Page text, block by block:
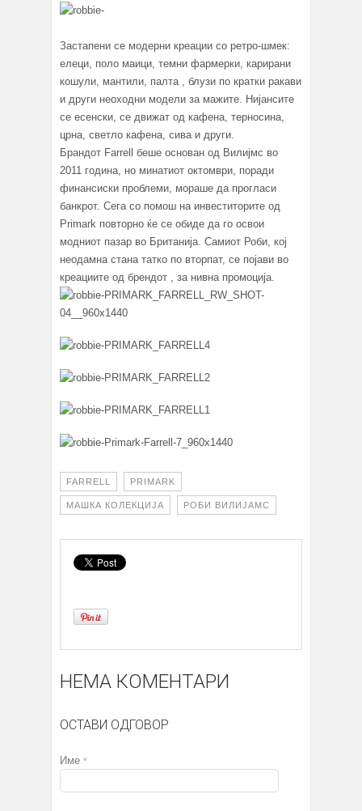
Застапени се модерни креации со ретро-шмек:
елеци, поло маици, темни фармерки, карирани
кошули, мантили, палта , блузи по кратки ракави
и други неоходни модели за мажите. Нијансите
се есенски, се движат од кафена, терносина,
црна, светло кафена, сива и други.
Брандот Farrell беше основан од Вилијмс во
2011 година, но минатиот октомври, поради
финансиски проблеми, мораше да прогласи
банкрот. Сега со помош на инвеститорите од
Primark повторно ќе се обиде да го освои
модниот пазар во Британија. Самиот Роби, кој
неодамна стана татко по вторпат, се појави во
креациите од брендот , за нивна промоција.
FARRELL PRIMARK
МАШКА КОЛЕКЦИЈА РОБИ ВИЛИЈАМС
НЕМА КОМЕНТАРИ
ОСТАВИ ОДГОВОР
Име *